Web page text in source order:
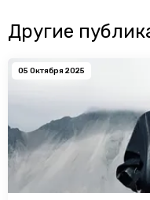
Другие
05 Октября 2025